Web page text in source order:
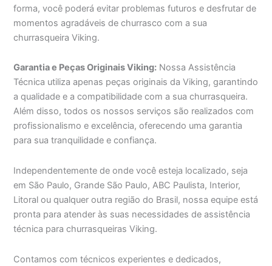
forma, você poderá evitar problemas futuros e desfrutar de
momentos agradáveis de churrasco com a sua
churrasqueira Viking.
Garantia e Peças Originais Viking: Nossa Assistência
Técnica utiliza apenas peças originais da Viking, garantindo
a qualidade e a compatibilidade com a sua churrasqueira.
Além disso, todos os nossos serviços são realizados com
profissionalismo e excelência, oferecendo uma garantia
para sua tranquilidade e confiança.
Independentemente de onde você esteja localizado, seja
em São Paulo, Grande São Paulo, ABC Paulista, Interior,
Litoral ou qualquer outra região do Brasil, nossa equipe está
pronta para atender às suas necessidades de assistência
técnica para churrasqueiras Viking.
Contamos com técnicos experientes e dedicados,